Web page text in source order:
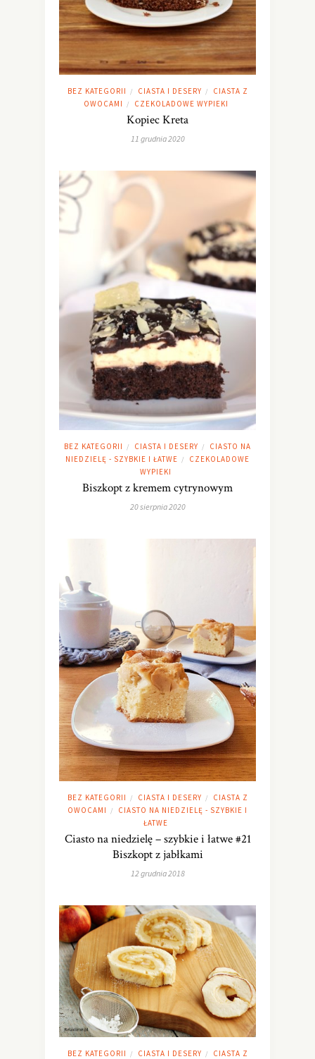
BEZ KATEGORII / CIASTA I DESERY /
CIASTA Z
OWOCAMI
/ CZEKOLADOWE WYPIEKI
Kopiec Kreta
11 grudnia 2020
BEZ KATEGORII / CIASTA I DESERY /
CIASTO NA
NIEDZIELĘ - SZYBKIE I ŁATWE /
CZEKOLADOWE
WYPIEKI
Biszkopt z kremem cytrynowym
20 sierpnia 2020
BEZ KATEGORII / CIASTA I DESERY /
CIASTA Z
OWOCAMI
/
CIASTO NA NIEDZIELĘ - SZYBKIE I
ŁATWE
Ciasto na niedzielę – szybkie i łatwe #21
Biszkopt z jabłkami
12 grudnia 2018
BEZ KATEGORII / CIASTA I DESERY /
CIASTA Z